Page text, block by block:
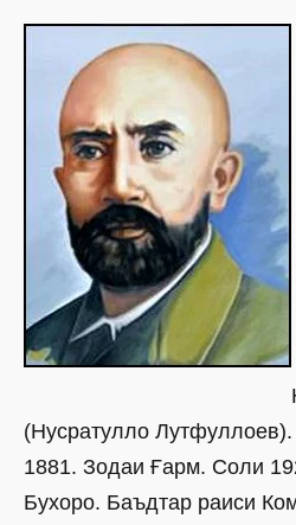
(Нусратулло
1881. Зодаи Ғарм. Соли
Бухоро. Баъдтар раиси